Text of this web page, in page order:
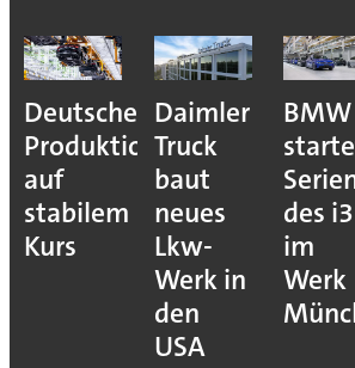
Deutsche
Produktion
auf
stabilem
Kurs
Daimler
Truck
baut
neues
Lkw-
Werk in
den
USA
BMW
des i3
im
Werk